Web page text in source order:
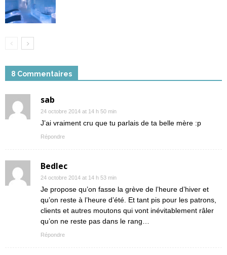
8 Commentaires
sab
24 octobre 2014 at 14 h 50 min
J’ai vraiment cru que tu parlais de ta belle mère :p
Répondre
Bedlec
24 octobre 2014 at 14 h 53 min
Je propose qu’on fasse la grève de l’heure d’hiver et
qu’on reste à l’heure d’été. Et tant pis pour les patrons,
clients et autres moutons qui vont inévitablement râler
qu’on ne reste pas dans le rang…
Répondre